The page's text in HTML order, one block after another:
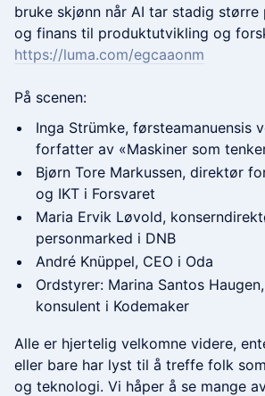
bruke skjønn når AI tar stadig større
og finans til produktutvikling og
https://luma.com/egcaaonm
På scenen:
Inga Strümke, førsteamanuensis
forfatter av «Maskiner som
Bjørn Tore Markussen, direktør
og IKT i Forsvaret
Maria Ervik Løvold,
personmarked i DNB
André Knüppel, CEO i Oda
Ordstyrer: Marina Santos
konsulent i Kodemaker
Alle er hjertelig velkomne videre,
eller bare har lyst til å treffe folk
og teknologi. Vi håper å se mange